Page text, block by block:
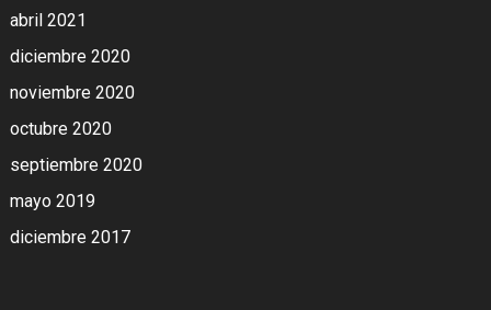
abril 2021
diciembre 2020
noviembre 2020
octubre 2020
septiembre 2020
mayo 2019
diciembre 2017